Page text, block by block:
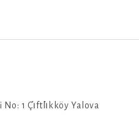
No: 1 Çi̇ftli̇kköy Yalova